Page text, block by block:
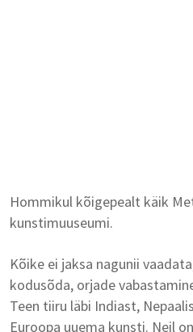
Hommikul kõigepealt käik
kunstimuuseumi.
Kõike ei jaksa nagunii
kodusõda, orjade
Teen tiiru läbi Indiast,
Euroopa uuema kunsti. Neil